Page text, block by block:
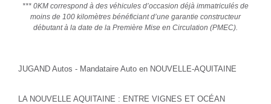
*** 0KM correspond à des véhicules d’occasion déjà immatriculés de
moins de 100 kilomètres bénéficiant d’une garantie constructeur
débutant à la date de la Première Mise en Circulation (PMEC).
JUGAND Autos - Mandataire Auto en NOUVELLE-AQUITAINE
LA NOUVELLE AQUITAINE : ENTRE VIGNES ET OCÉAN